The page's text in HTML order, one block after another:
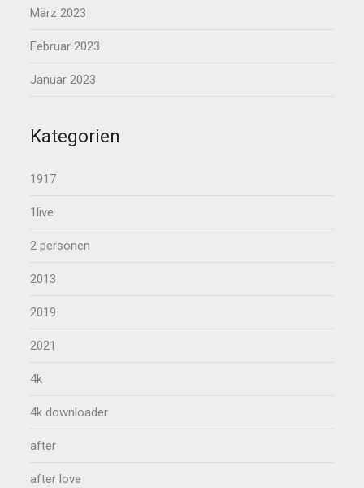
März 2023
Februar 2023
Januar 2023
Kategorien
1917
1live
2 personen
2013
2019
2021
4k
4k downloader
after
after love